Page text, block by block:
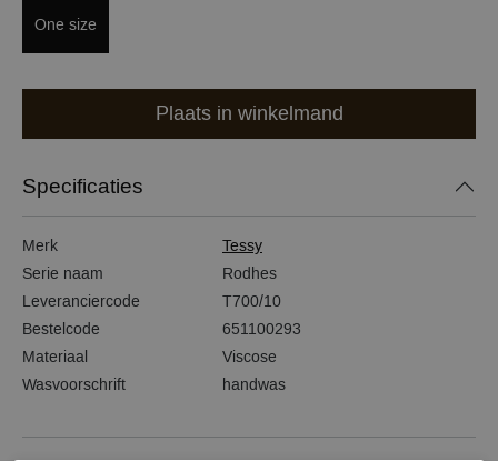
One size
Plaats in winkelmand
Specificaties
Merk
Tessy
Serie naam
Rodhes
Leveranciercode
T700/10
Bestelcode
651100293
Materiaal
Viscose
Wasvoorschrift
handwas